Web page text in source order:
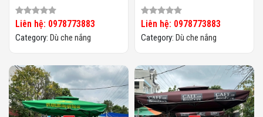
Chiều Nắng HTT03
Liên hệ: 0978773883
Category: Dù che nắng
Vuông 3m HTT-06
Liên hệ: 0978773883
Category: Dù che nắng